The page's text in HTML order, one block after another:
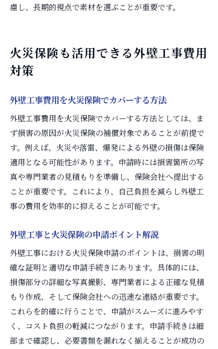
慮し、長期的視点で素材を選ぶことが重要です。
火災保険も活用できる外壁工事費用
対策
外壁工事費用を火災保険でカバーする方法
外壁工事費用を火災保険でカバーする方法としては、ま
ず損害の原因が火災保険の補償対象であることが前提で
す。例えば、火災や落雷、爆発による外壁の損傷は保険
適用となる可能性があります。申請時には損害箇所の写
真や専門業者の見積もりを準備し、保険会社へ提出する
ことが重要です。これにより、自己負担を減らし外壁工
事の費用を効率的に抑えることが可能です。
外壁工事と火災保険の申請ポイント解説
外壁工事における火災保険申請のポイントは、損害の明
確な証明と適切な申請手続きにあります。具体的には、
損傷部分の詳細な写真撮影、専門業者による正確な見積
もり作成、そして保険会社への迅速な連絡が重要です。
これらを的確に行うことで、申請がスムーズに進みやす
く、コスト負担の軽減につながります。申請手続きは細
部まで確認し、必要書類を漏れなく揃えることが成功の